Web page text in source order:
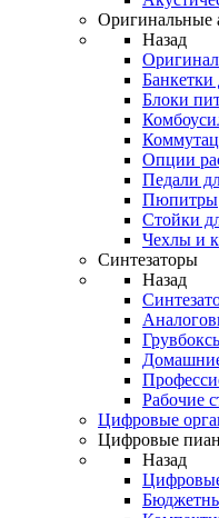
Оригинальные
Назад
Блоки
Опции
Педали
Пюпитры
Стойки
Чехлы и
Синтезаторы
Назад
Рабочие
Цифровые
Цифровые
Назад